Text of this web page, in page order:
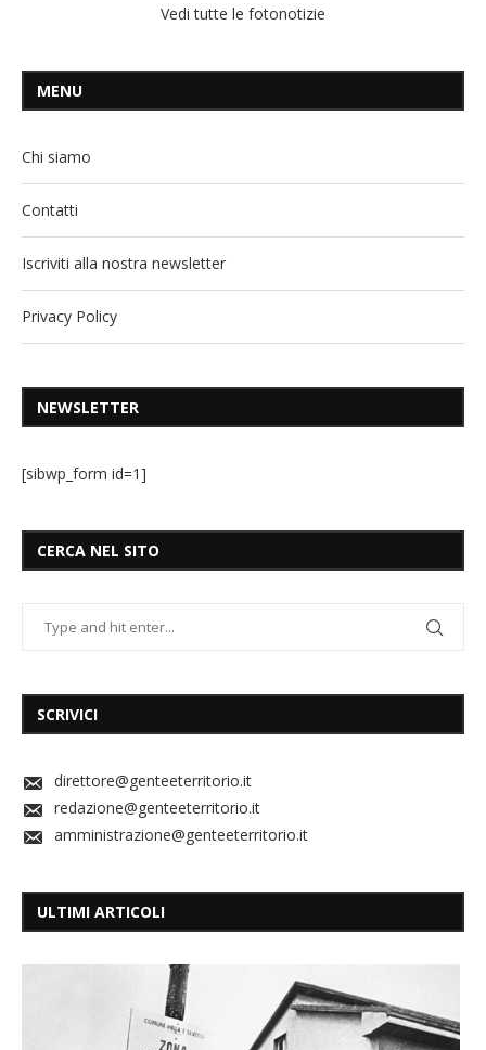
Vedi tutte le fotonotizie
MENU
Chi siamo
Contatti
Iscriviti alla nostra newsletter
Privacy Policy
NEWSLETTER
[sibwp_form id=1]
CERCA NEL SITO
SCRIVICI
direttore@genteeterritorio.it
redazione@genteeterritorio.it
amministrazione@genteeterritorio.it
ULTIMI ARTICOLI